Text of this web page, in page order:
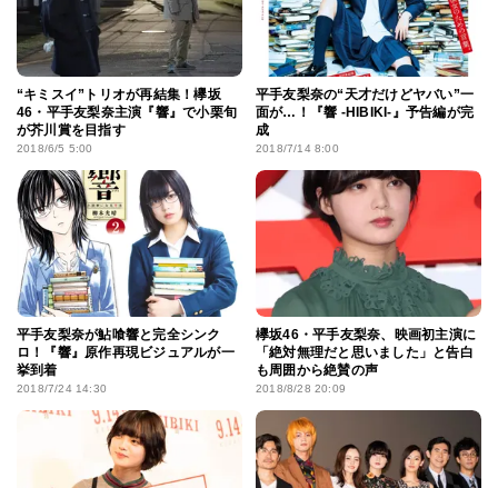
“キミスイ”トリオが再結集！欅坂
46・平手友梨奈主演『響』で小栗旬
が芥川賞を目指す
2018/6/5 5:00
平手友梨奈の“天才だけどヤバい”一
面が…！『響 -HIBIKI-』予告編が完
成
2018/7/14 8:00
平手友梨奈が鮎喰響と完全シンク
ロ！『響』原作再現ビジュアルが一
挙到着
2018/7/24 14:30
欅坂46・平手友梨奈、映画初主演に
「絶対無理だと思いました」と告白
も周囲から絶賛の声
2018/8/28 20:09